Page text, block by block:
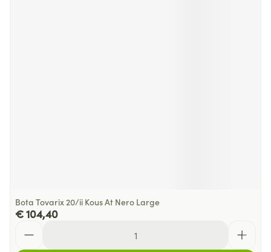
Bota Tovarix 20/ii Kous At Nero Large
€ 104,40